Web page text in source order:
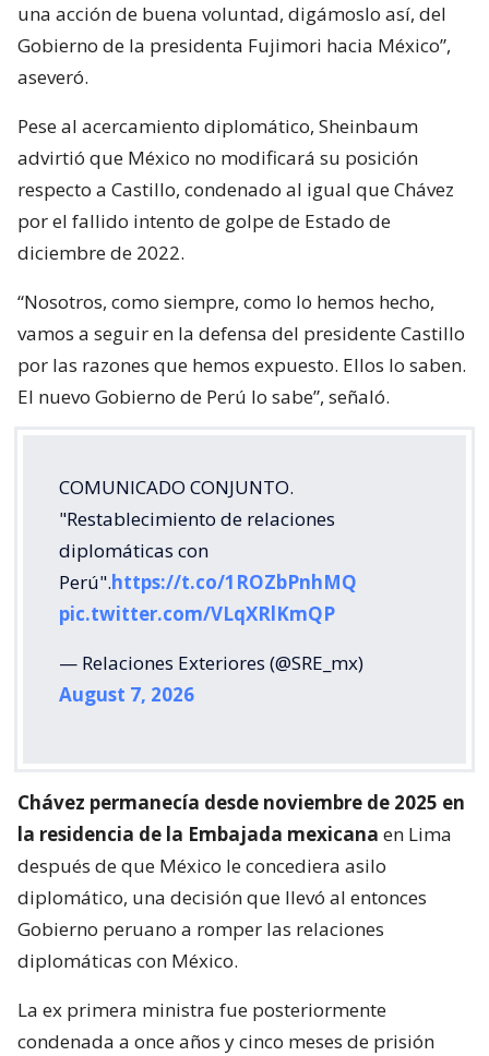
una acción de buena voluntad, digámoslo así, del
Gobierno de la presidenta Fujimori hacia México”,
aseveró.
Pese al acercamiento diplomático, Sheinbaum
advirtió que México no modificará su posición
respecto a Castillo, condenado al igual que Chávez
por el fallido intento de golpe de Estado de
diciembre de 2022.
“Nosotros, como siempre, como lo hemos hecho,
vamos a seguir en la defensa del presidente Castillo
por las razones que hemos expuesto. Ellos lo saben.
El nuevo Gobierno de Perú lo sabe”, señaló.
COMUNICADO CONJUNTO.
"Restablecimiento de relaciones
diplomáticas con
Perú".https://t.co/1ROZbPnhMQ
pic.twitter.com/VLqXRlKmQP
— Relaciones Exteriores (@SRE_mx)
August 7, 2026
Chávez permanecía desde noviembre de 2025 en
la residencia de la Embajada mexicana en Lima
después de que México le concediera asilo
diplomático, una decisión que llevó al entonces
Gobierno peruano a romper las relaciones
diplomáticas con México.
La ex primera ministra fue posteriormente
condenada a once años y cinco meses de prisión